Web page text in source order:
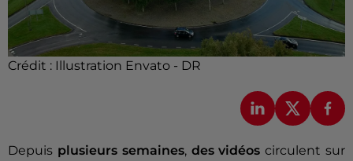
Crédit : Illustration Envato - DR
Depuis plusieurs semaines, des vidéoscirculent sur